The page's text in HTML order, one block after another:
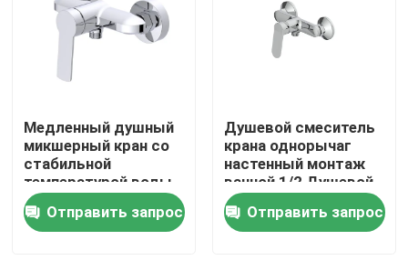
Главная страница
Продукция
О Компании
Медленный душный
микшерный кран со
стабильной
температурой воды
с антикаменной
конструкцией и FOB
Отправить запрос
Душевой смеситель
крана однорычаг
настенный монтаж
ванной 1/2 Душевой
выпуск Нижняя
Отправить запрос